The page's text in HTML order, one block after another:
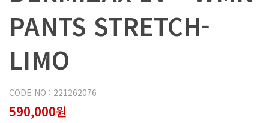
PANTS STRETCH-
LIMO
CODE NO : 221262076
590,000원